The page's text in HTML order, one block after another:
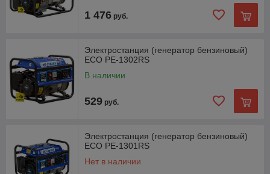
1 476 руб.
Электростанция (генератор бензиновый)
ECO PE-1302RS
В наличии
529 руб.
Электростанция (генератор бензиновый)
ECO PE-1301RS
Нет в наличии